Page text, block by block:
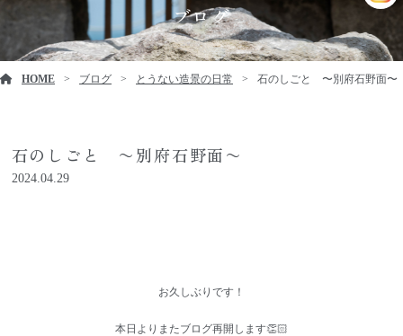
ブログ
HOME ブログ とうない造景の日常 石のしごと 〜別府石野面〜
石のしごと 〜別府石野面〜
2024.04.29
お久しぶりです！
本日よりまたブログ再開します👏🏻